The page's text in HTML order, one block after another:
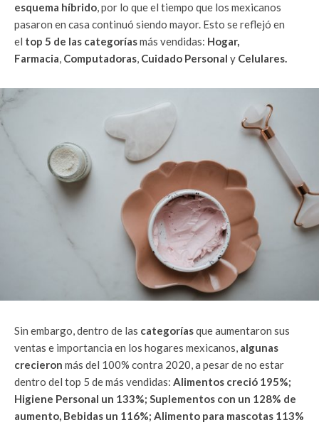
esquema híbrido, por lo que el tiempo que los mexicanos
pasaron en casa continuó siendo mayor. Esto se reflejó en
el top 5 de las categoríasmás vendidas: Hogar,
Farmacia, Computadoras, Cuidado Personal y Celulares.
Sin embargo, dentro de las categoríasque aumentaron sus
ventas e importancia en los hogares mexicanos, algunas
crecieron más del 100% contra 2020, a pesar de no estar
dentro del top 5 de más vendidas: Alimentos creció 195%;
Higiene Personal un 133%; Suplementos con un 128% de
aumento, Bebidas un 116%; Alimento para mascotas 113%